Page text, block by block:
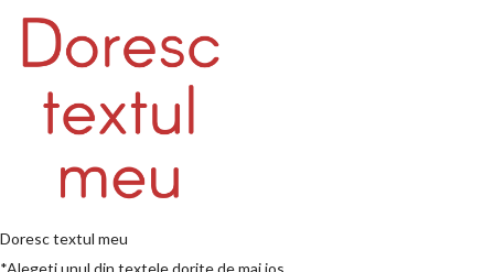
Doresc textul meu